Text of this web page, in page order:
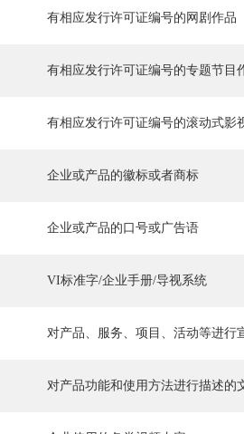
有相应发行许可证编号的网剧作品
有相应发行许可证编号的专题节目
有相应发行许可证编号的滚动式影
企业或产品的徽标或者商标
企业或产品的口号或广告语
VI标准字/企业手册/导视系统
对产品、服务、项目、活动等进行
对产品功能和使用方法进行描述的